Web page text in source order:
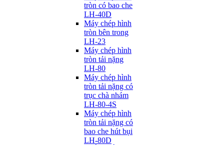
tròn có bao che
LH-40D
Máy chép hình
tròn bên trong
LH-23
Máy chép hình
tròn tải nặng
LH-80
Máy chép hình
tròn tải nặng có
trục chà nhám
LH-80-4S
Máy chép hình
tròn tải nặng có
bao che hút bụi
LH-80D